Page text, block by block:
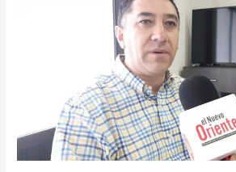
publicidad
política
espacios